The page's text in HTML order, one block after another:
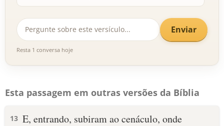
Enviar
Resta 1 conversa hoje
Esta passagem em outras versões da Bíblia
13 E, entrando, subiram ao cenáculo, onde